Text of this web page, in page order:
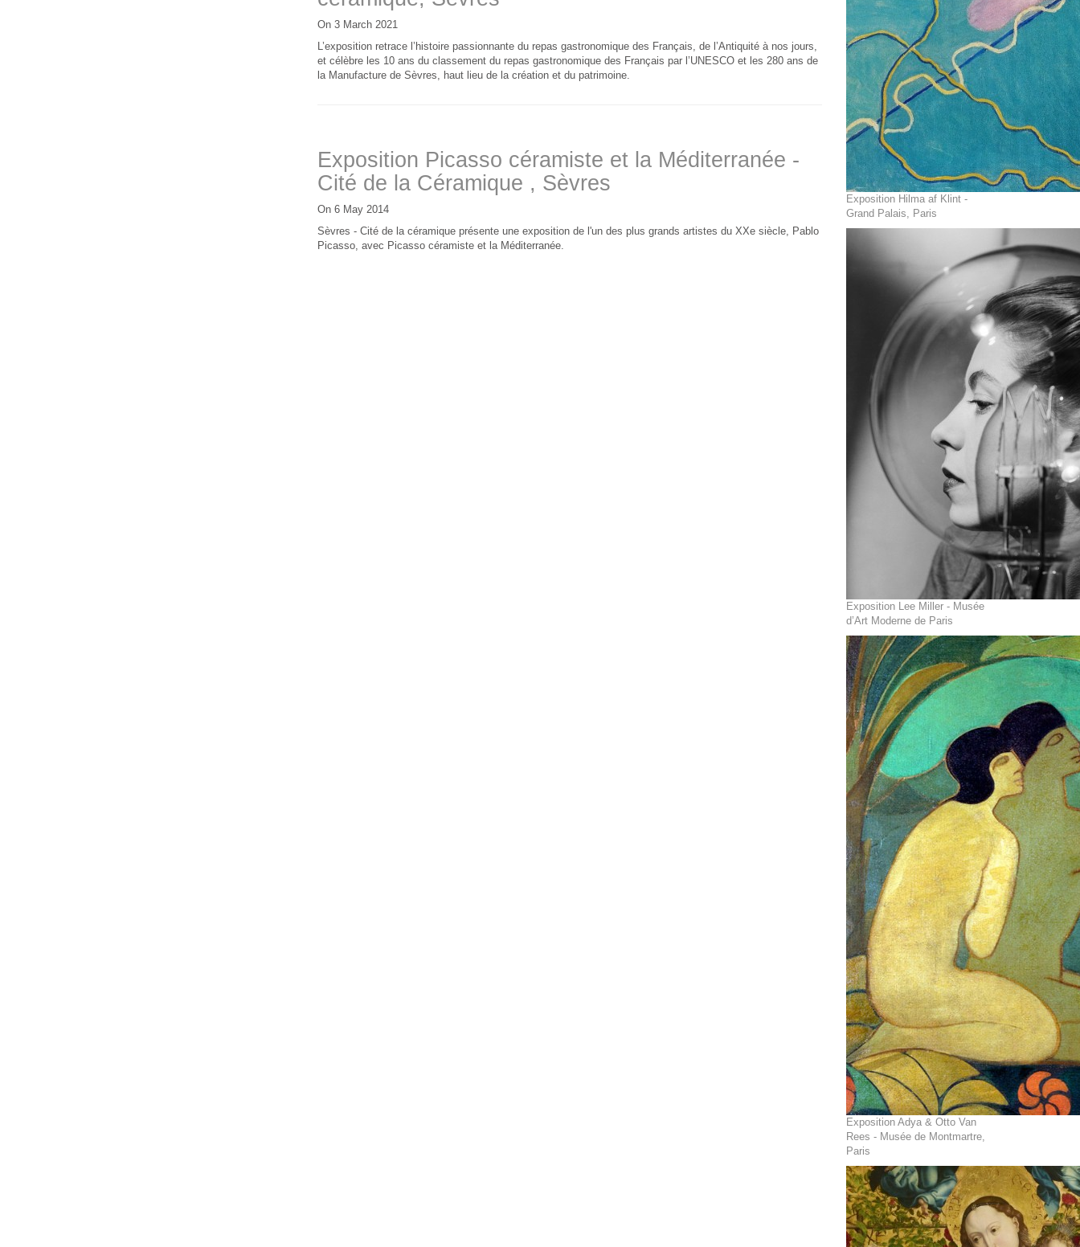
On 3 March 2021
L’exposition retrace l’histoire passionnante du repas gastronomique des Français, de l’Antiquité à nos jours,
et célèbre les 10 ans du classement du repas gastronomique des Français par l’UNESCO et les 280 ans de
la Manufacture de Sèvres, haut lieu de la création et du patrimoine.
Exposition Picasso céramiste et la Méditerranée -
Cité de la Céramique , Sèvres
On 6 May 2014
Sèvres - Cité de la céramique présente une exposition de l'un des plus grands artistes du XXe siècle, Pablo
Picasso, avec Picasso céramiste et la Méditerranée.
Exposition Hilma af Klint -
Grand Palais, Paris
Exposition Lee Miller - Musée
d’Art Moderne de Paris
Exposition Adya & Otto Van
Rees - Musée de Montmartre,
Paris